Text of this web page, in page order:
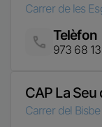
Carrer de les
ImatgeTelèfon
973 68
CAP La Seu
Carrer del